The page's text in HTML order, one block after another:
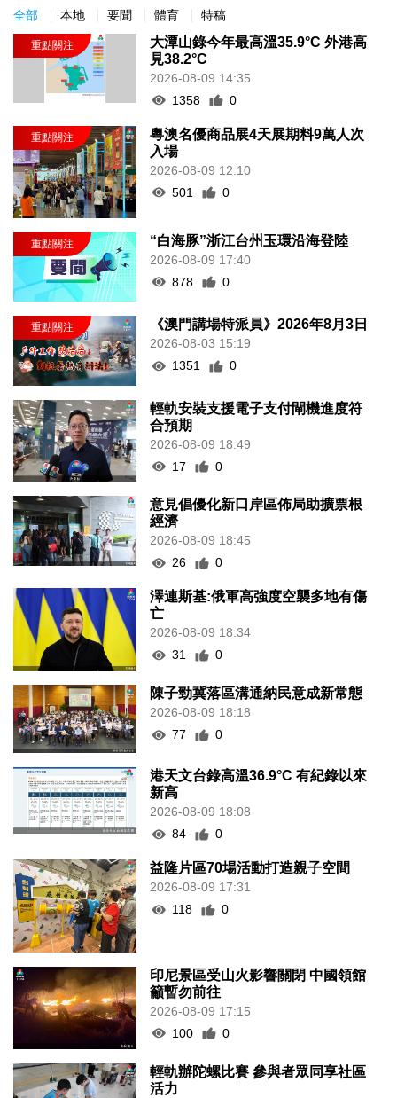
全部 本地 要聞 體育 特稿
大潭山錄今年最高溫35.9°C 外港高
見38.2°C
2026-08-09 14:35
1358
0
粵澳名優商品展4天展期料9萬人次
入場
2026-08-09 12:10
501
0
“白海豚”浙江台州玉環沿海登陸
2026-08-09 17:40
878
0
《澳門講場特派員》2026年8月3日
2026-08-03 15:19
1351
0
輕軌安裝支援電子支付閘機進度符
合預期
2026-08-09 18:49
17
0
意見倡優化新口岸區佈局助擴票根
經濟
2026-08-09 18:45
26
0
澤連斯基:俄軍高強度空襲多地有傷
亡
2026-08-09 18:34
31
0
陳子勁冀落區溝通納民意成新常態
2026-08-09 18:18
77
0
港天文台錄高溫36.9°C 有紀錄以來
新高
2026-08-09 18:08
84
0
益隆片區70場活動打造親子空間
2026-08-09 17:31
118
0
印尼景區受山火影響關閉 中國領館
籲暫勿前往
2026-08-09 17:15
100
0
輕軌辦陀螺比賽 參與者眾同享社區
活力